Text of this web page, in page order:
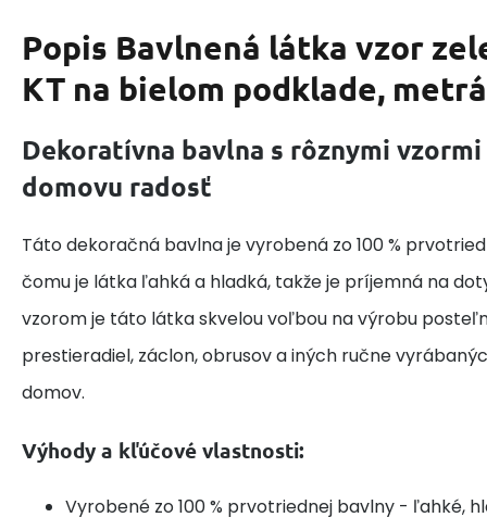
Popis Bavlnená látka vzor
KT na bielom podklade,
Dekoratívna bavlna s rôznymi vzormi
domovu radosť
Táto dekoračná bavlna je vyrobená zo 100 %
čomu je látka ľahká a hladká, takže je príjemná na
vzorom je táto látka skvelou voľbou na výrobu
prestieradiel, záclon, obrusov a iných ručne
domov.
Výhody a kľúčové vlastnosti:
Vyrobené zo 100 % prvotriednej bavlny - ľahké,